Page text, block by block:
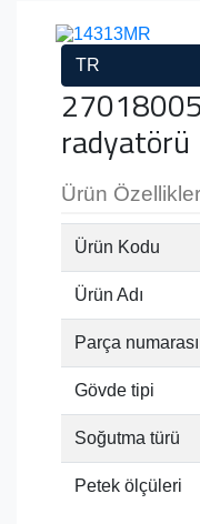
TR
radyatörü
Ürün
Ürün Kodu
Ürün Adı
Parça numarası
Gövde tipi
Soğutma türü
Petek ölçüleri